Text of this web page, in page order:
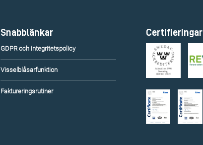
Snabblänkar
GDPR och integritetspolicy
Visselblåsarfunktion
Faktureringsrutiner
Certifieringar